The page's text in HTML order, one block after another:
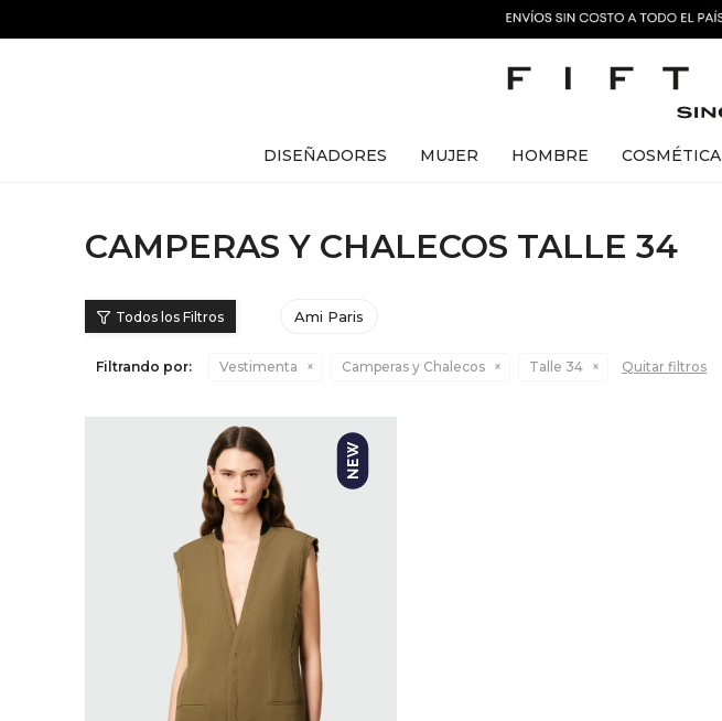
DISEÑADORES MUJER HOMBRE COSMÉTICA
CAMPERAS Y CHALECOS TALLE 34
Ami Paris
Filtrando por: Vestimenta Camperas y Chalecos Talle 34 Quitar filtros